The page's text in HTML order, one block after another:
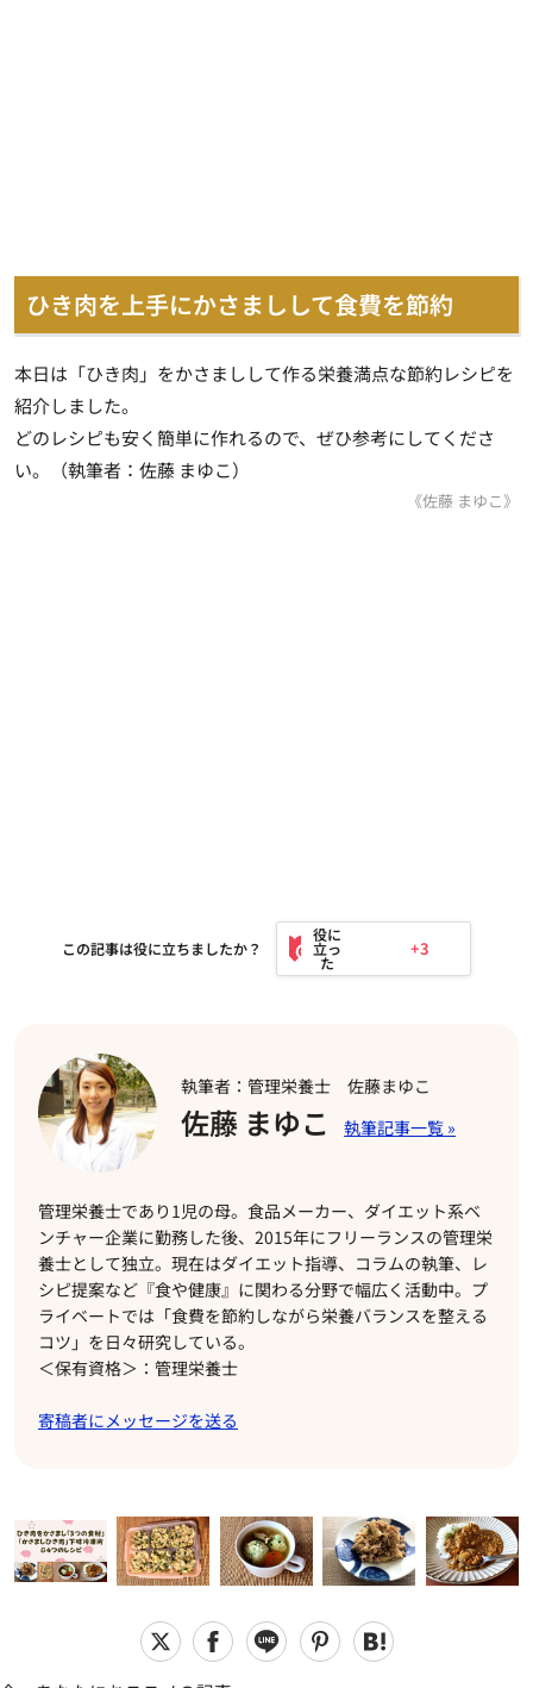
ひき肉を上手にかさましして食費を節約
本日は「ひき肉」をかさましして作る栄養満点な節約レシピを
紹介しました。
どのレシピも安く簡単に作れるので、ぜひ参考にしてくださ
い。（執筆者：佐藤 まゆこ）
《佐藤 まゆこ》
この記事は役に立ちましたか？ +3
執筆者：管理栄養士 佐藤まゆこ
佐藤 まゆこ
管理栄養士であり1児の母。食品メーカー、ダイエット系ベ
ンチャー企業に勤務した後、2015年にフリーランスの管理栄
養士として独立。現在はダイエット指導、コラムの執筆、レ
シピ提案など『食や健康』に関わる分野で幅広く活動中。プ
ライベートでは「食費を節約しながら栄養バランスを整える
コツ」を日々研究している。
＜保有資格＞：管理栄養士
寄稿者にメッセージを送る